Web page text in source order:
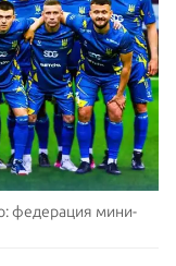
федерация мини-